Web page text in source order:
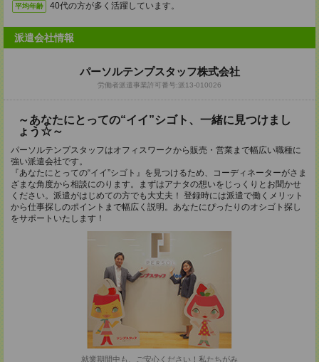
平均年齢 40代の方が多く活躍しています。
派遣会社情報
パーソルテンプスタッフ株式会社
労働者派遣事業許可番号:派13-010026
～あなたにとっての“イイ”シゴト、一緒に見つけまし
ょう☆～
パーソルテンプスタッフはオフィスワークから販売・営業まで幅広い職種に
強い派遣会社です。
『あなたにとっての“イイ”シゴト』を見つけるため、コーディネーターがさま
ざまな角度から相談にのります。まずはアナタの想いをじっくりとお聞かせ
ください。派遣がはじめての方でも大丈夫！ 登録時には派遣で働くメリット
から仕事探しのポイントまで幅広く説明。あなたにぴったりのオシゴト探し
をサポートいたします！
就業期間中も、ご安心ください！私たちがみ